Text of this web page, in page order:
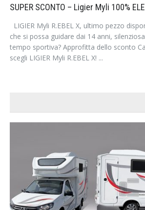
SUPER SCONTO – Ligier Myli 100%
LIGIER Myli R.EBEL X, ultimo pezzo
che si possa guidare dai 14 anni,
tempo sportiva? Approfitta dello sconto
scegli LIGIER Myli R.EBEL X! ...